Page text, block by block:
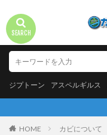
ジプトーン アスペルギルス
HOME カビについて